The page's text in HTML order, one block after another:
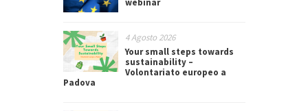
webinar
4 Agosto 2026
Your small steps towards
sustainability –
Volontariato europeo a
Padova